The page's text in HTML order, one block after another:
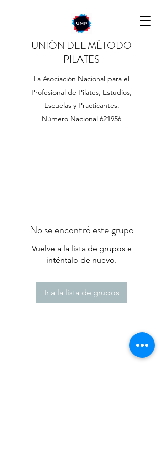
UNIÓN DEL MÉTODO
PILATES
La Asociación Nacional para el
Profesional de Pilates, Estudios,
Escuelas y Practicantes.
Número Nacional 621956
No se encontró este grupo
Vuelve a la lista de grupos e
inténtalo de nuevo.
Ir a la lista de grupos